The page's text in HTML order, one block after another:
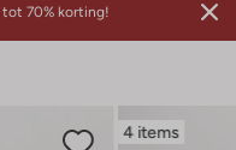
70% korting!
4 items